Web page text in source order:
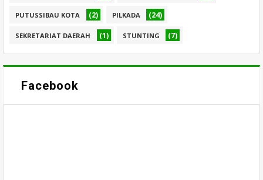
PUTUSSIBAU KOTA (2) PILKADA (24)
SEKRETARIAT DAERAH (1) STUNTING (7)
Facebook